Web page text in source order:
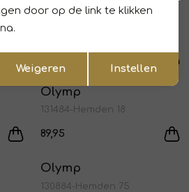
/1
Olymp
1/1
Olymp
131484-Hemden 18
89,95
1/1
Olymp
130884-Hemden 75
Opslaan
door op de link te klikken
Weigeren Instellen